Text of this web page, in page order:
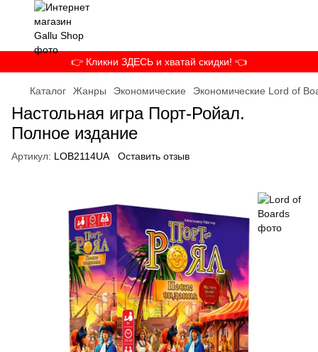
👉 Кликни ЗДЕСЬ и хватай скидки! 👈
Каталог Жанры Экономические Экономические Lord of
Настольная игра Порт-Ройал.
Полное издание
Артикул: LOB2114UA Оставить отзыв